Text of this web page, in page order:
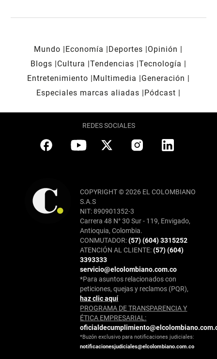
Mundo Economía Deportes
Opinión
Blogs
Cultura Tendencias Tecnología
Entretenimiento
Multimedia
Generación
Especiales marcas aliadas
Pódcast
REDES SOCIALES
COPYRIGHT © 2026 EL COLOMBIANO
S.A.S
NIT: 890901352-3
Carrera 48 N° 30 Sur - 119, Envigado,
Antioquia, Colombia.
CONMUTADOR:(57) (604) 3315252
ATENCIÓN AL CLIENTE:(57) (604)
3393333
servicio@elcolombiano.com.co
*Para asuntos relacionados con
peticiones, quejas y reclamos (PQR),
haz clic aquí
PROGRAMA DE TRANSPARENCIA Y
ÉTICA EMPRESARIAL:
*Buzón exclusivo para notificaciones judiciales:
notificacionesjudiciales@elcolombiano.com.co